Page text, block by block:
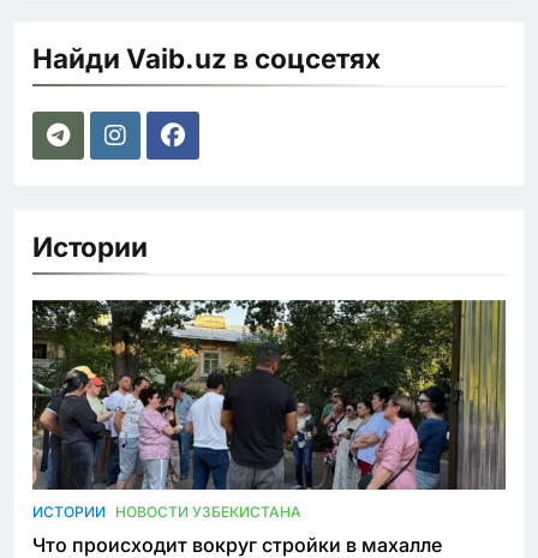
Найди Vaib.uz в соцсетях
Истории
ИСТОРИИ НОВОСТИ УЗБЕКИСТАНА
Что происходит вокруг стройки в махалле